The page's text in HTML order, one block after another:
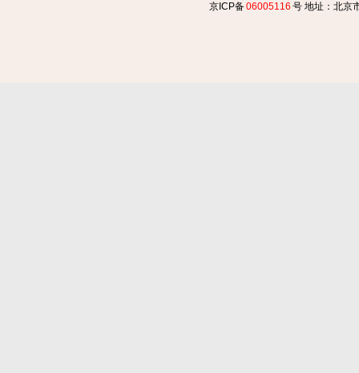
京ICP备06005116 号 地址：北京